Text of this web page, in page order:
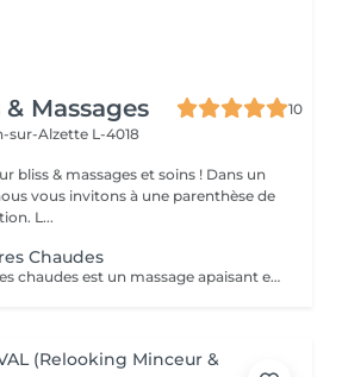
Massages
10
sur-Alzette L-4018
& massages et soins ! Dans un
vous invitons à une parenthèse de
L...
Chaudes
Le massage aux pierres chaudes est un massage apaisant et sensorielle qui apprte bien-être et décontracte en douceur les tensions musculaires . La chaleur diffusé par les pierres donne une sensation de relaxation et relâchement.